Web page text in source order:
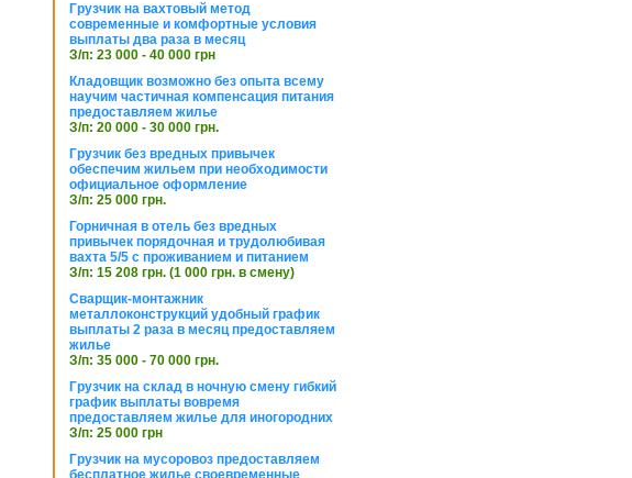
Грузчик на вахтовый метод
современные и комфортные условия
выплаты два раза в месяц
З/п: 23 000 - 40 000 грн
Кладовщик возможно без опыта всему
научим частичная компенсация питания
предоставляем жилье
З/п: 20 000 - 30 000 грн.
Грузчик без вредных привычек
обеспечим жильем при необходимости
официальное оформление
З/п: 25 000 грн.
Горничная в отель без вредных
привычек порядочная и трудолюбивая
вахта 5/5 с проживанием и питанием
З/п: 15 208 грн. (1 000 грн. в смену)
Сварщик-монтажник
металлоконструкций удобный график
выплаты 2 раза в месяц предоставляем
жилье
З/п: 35 000 - 70 000 грн.
Грузчик на склад в ночную смену гибкий
график выплаты вовремя
предоставляем жилье для иногородних
З/п: 25 000 грн
Грузчик на мусоровоз предоставляем
бесплатное жилье своевременные